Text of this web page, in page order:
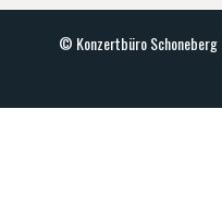
© Konzertbüro